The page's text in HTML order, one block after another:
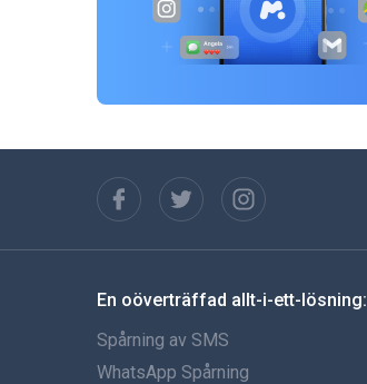
En oöverträffad allt-i-ett-lösning:
Spårning av SMS
WhatsApp Spårning